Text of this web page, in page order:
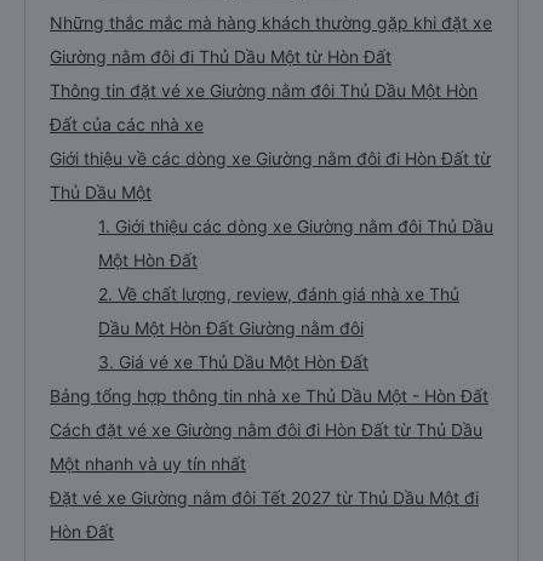
Những thắc mắc mà hàng khách thường gặp khi đặt xe
Giường nằm đôi đi Thủ Dầu Một từ Hòn Đất
Thông tin đặt vé xe Giường nằm đôi Thủ Dầu Một Hòn
Đất của các nhà xe
Giới thiệu về các dòng xe Giường nằm đôi đi Hòn Đất từ
Thủ Dầu Một
1. Giới thiệu các dòng xe Giường nằm đôi Thủ Dầu
Một Hòn Đất
2. Về chất lượng, review, đánh giá nhà xe Thủ
Dầu Một Hòn Đất Giường nằm đôi
3. Giá vé xe Thủ Dầu Một Hòn Đất
Bảng tổng hợp thông tin nhà xe Thủ Dầu Một - Hòn Đất
Cách đặt vé xe Giường nằm đôi đi Hòn Đất từ Thủ Dầu
Một nhanh và uy tín nhất
Đặt vé xe Giường nằm đôi Tết 2027 từ Thủ Dầu Một đi
Hòn Đất